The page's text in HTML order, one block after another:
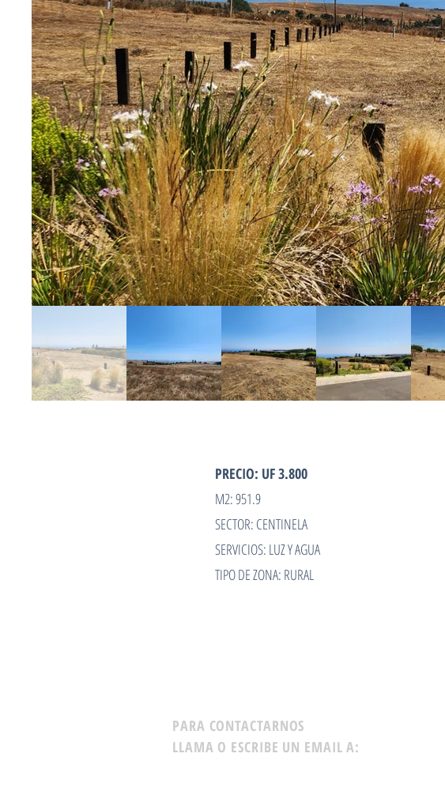
PRECIO: UF 3.800
M2: 951.9
SECTOR: CENTINELA
SERVICIOS: LUZ Y AGUA
TIPO DE ZONA: RURAL
PARA CONTACTARNOS
LLAMA O ESCRIBE UN EMAIL A: